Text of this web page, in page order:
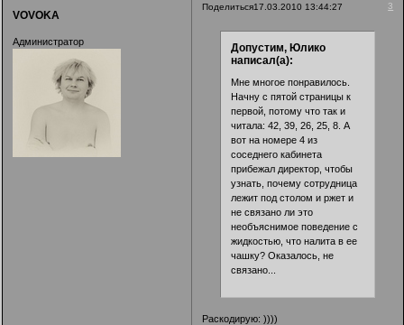
Поделиться 3
17.03.2010 13:44:27
VOVOKA
Администратор
Допустим, Юлико
написал(а):
Мне многое понравилось.
Начну с пятой страницы к
первой, потому что так и
читала: 42, 39, 26, 25, 8. А
вот на номере 4 из
соседнего кабинета
прибежал директор, чтобы
узнать, почему сотрудница
лежит под столом и ржет и
не связано ли это
необъяснимое поведение с
жидкостью, что налита в ее
чашку? Оказалось, не
связано...
Раскодирую: ))))